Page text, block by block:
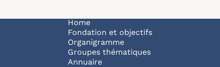
Navigation principale
Home
Fondation et objectifs
Organigramme
Groupes thématiques
Annuaire